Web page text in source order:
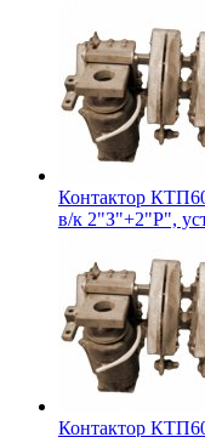
Контактор
в/к 2"З"+2"Р",
Контактор